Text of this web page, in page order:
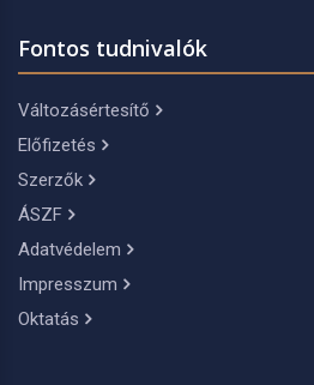
Fontos tudnivalók
Változásértesítő
Előfizetés
Szerzők
ÁSZF
Adatvédelem
Impresszum
Oktatás